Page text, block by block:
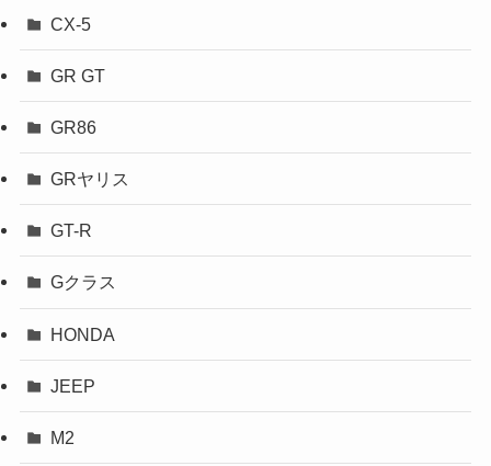
CX-5
GR GT
GR86
GRヤリス
GT-R
Gクラス
HONDA
JEEP
M2